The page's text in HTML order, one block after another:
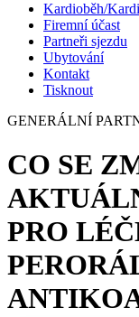
Kardioběh/
Firemní účast
Partneři sjezdu
Ubytování
Kontakt
Tisknout
GENERÁLNÍ
CO SE
PRO